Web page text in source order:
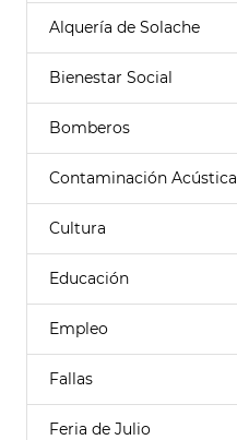
Alquería de Solache
Bienestar Social
Bomberos
Contaminación Acústica
Cultura
Educación
Empleo
Fallas
Feria de Julio